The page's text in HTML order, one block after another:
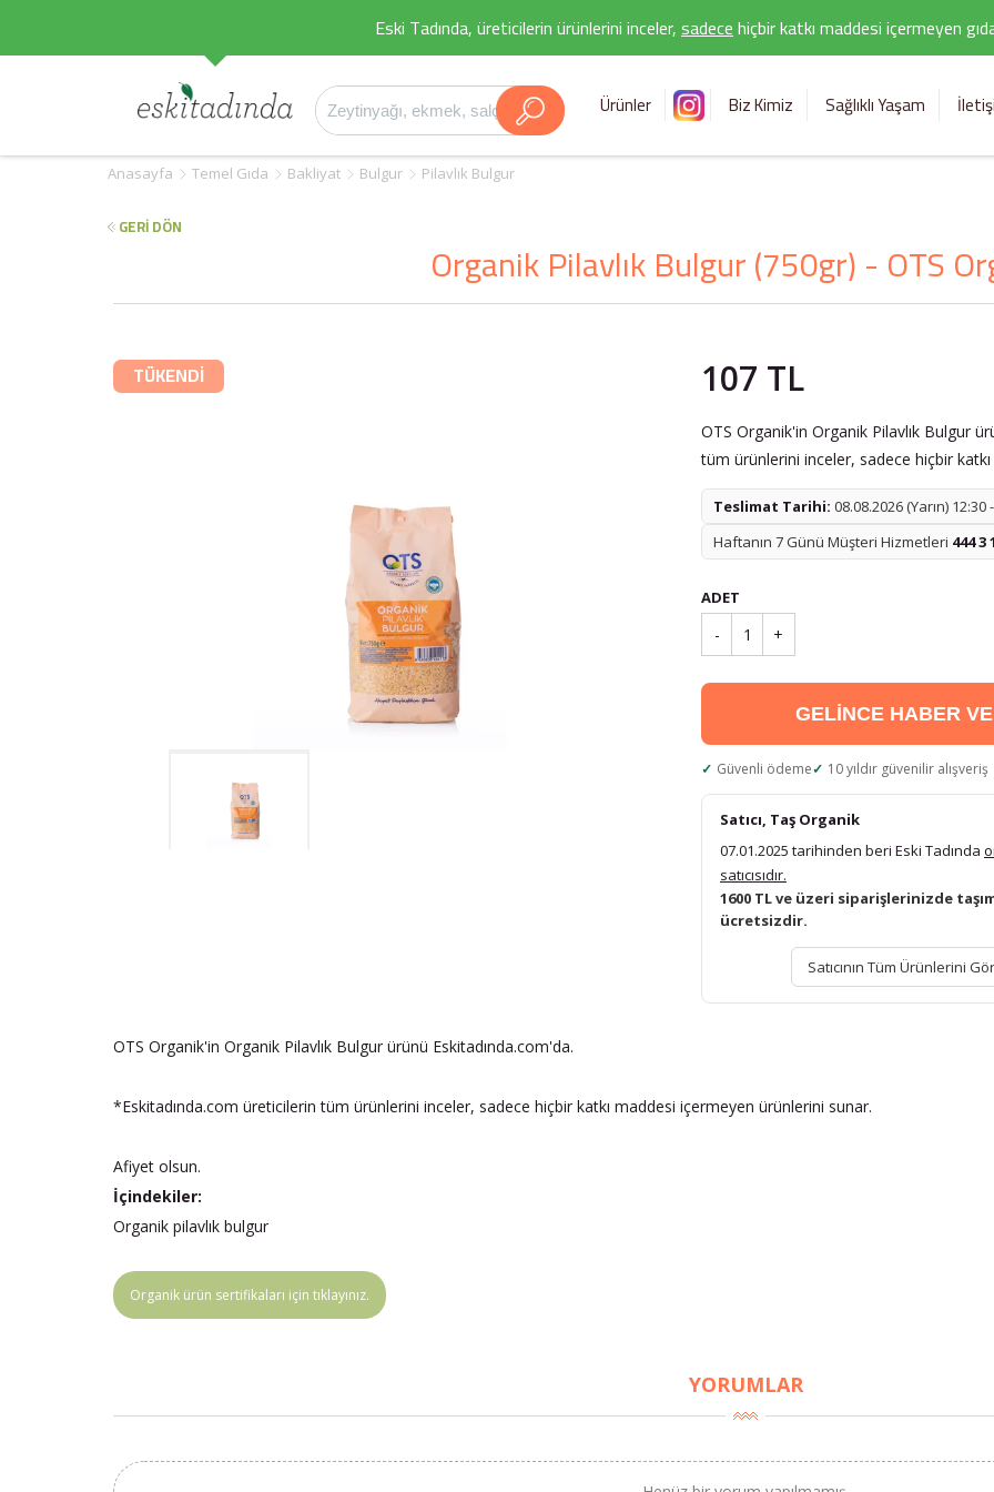
Eski Tadında, üreticilerin ürünlerini inceler,sadecehiçbir katkı maddesi içermeyen
Ürünler Biz Kimiz Sağlıklı Yaşam
Anasayfa Temel Gıda Bakliyat Bulgur Pilavlık Bulgur
GERİ DÖN
Organik Pilavlık Bulgur (750gr) - OTS
TÜKENDİ 107 TL
OTS Organik'in Organik Pilavlık Bulgur
tüm ürünlerini inceler, sadece hiçbir
Teslimat Tarihi: 08.08.2026 (Yarın)
Haftanın 7 Günü Müşteri Hizmetleri 444 3
ADET
- 1 +
GELİNCE HABER
Güvenli ödeme 10 yıldır güvenilir alışveriş
Satıcı, Taş Organik
07.01.2025 tarihinden beri Eski Tadında
satıcısıdır.
1600 TL ve üzeri siparişlerinizde
ücretsizdir.
Satıcının Tüm Ürünlerini Gör
OTS Organik'in Organik Pilavlık Bulgur ürünü Eskitadında.com'da.
*Eskitadında.com üreticilerin tüm ürünlerini inceler, sadece hiçbir katkı maddesi içermeyen ürünlerini sunar.
Afiyet olsun.
İçindekiler:
Organik pilavlık bulgur
Organik ürün sertifikaları için tıklayınız.
YORUMLAR